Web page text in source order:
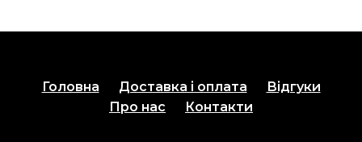
Головна Доставка і оплата
Відгуки
Про нас
Контакти